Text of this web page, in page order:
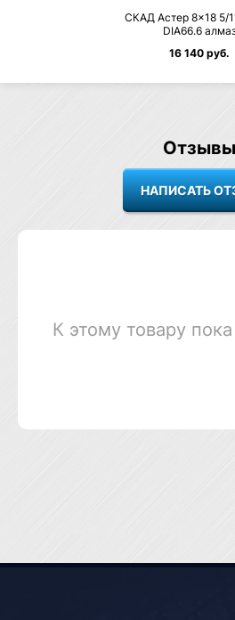
СКАД Астер 8×18 5/
DIA66.6
16 140 руб.
Отзывы
К этому товару